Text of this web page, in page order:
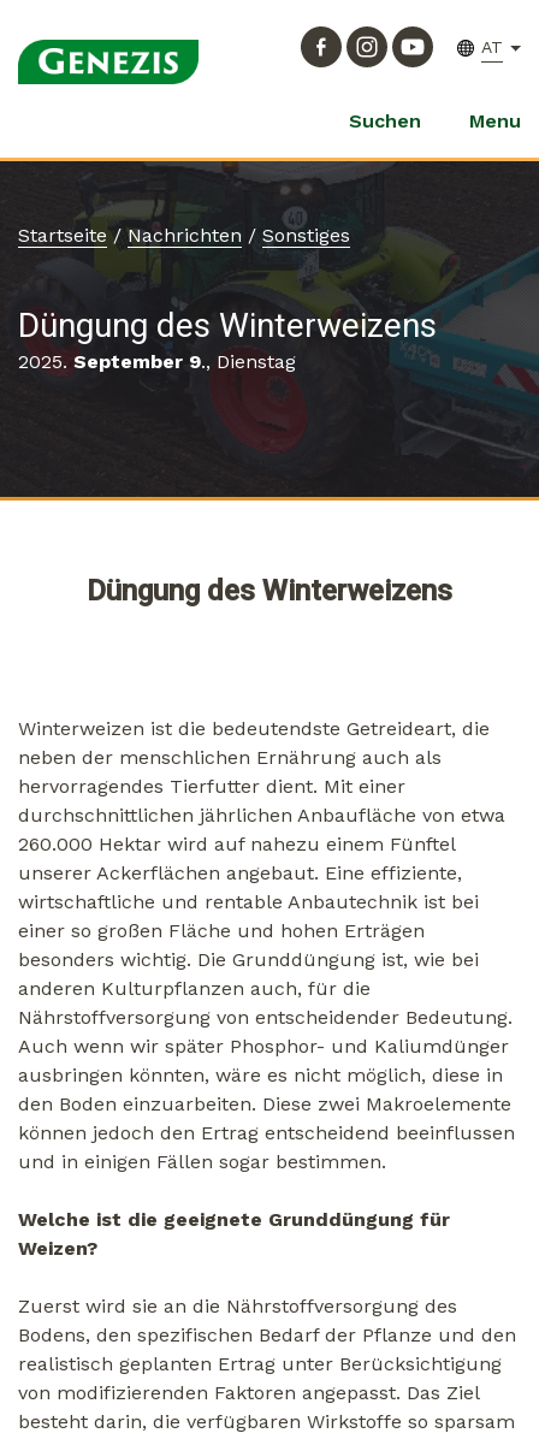
AT
Suchen Menu
Startseite/Nachrichten / Sonstiges
Düngung des Winterweizens
2025. September 9., Dienstag
Düngung des Winterweizens
Winterweizen ist die bedeutendste Getreideart, die
neben der menschlichen Ernährung auch als
hervorragendes Tierfutter dient. Mit einer
durchschnittlichen jährlichen Anbaufläche von etwa
260.000 Hektar wird auf nahezu einem Fünftel
unserer Ackerflächen angebaut. Eine effiziente,
wirtschaftliche und rentable Anbautechnik ist bei
einer so großen Fläche und hohen Erträgen
besonders wichtig. Die Grunddüngung ist, wie bei
anderen Kulturpflanzen auch, für die
Nährstoffversorgung von entscheidender Bedeutung.
Auch wenn wir später Phosphor- und Kaliumdünger
ausbringen könnten, wäre es nicht möglich, diese in
den Boden einzuarbeiten. Diese zwei Makroelemente
können jedoch den Ertrag entscheidend beeinflussen
und in einigen Fällen sogar bestimmen.
Welche ist die geeignete Grunddüngung für
Weizen?
Zuerst wird sie an die Nährstoffversorgung des
Bodens, den spezifischen Bedarf der Pflanze und den
realistisch geplanten Ertrag unter Berücksichtigung
von modifizierenden Faktoren angepasst. Das Ziel
besteht darin, die verfügbaren Wirkstoffe so sparsam